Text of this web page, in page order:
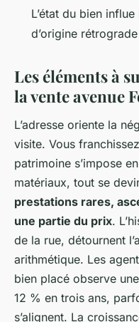
L’état du bien
d’origine
Les éléments à
la vente avenue
L’adresse oriente la
visite. Vous
patrimoine s’impose
matériaux, tout se
prestations rares,
une partie du prix.
de la rue, détournent
arithmétique. Les
bien placé observe
12 % en trois ans,
s’alignent. La